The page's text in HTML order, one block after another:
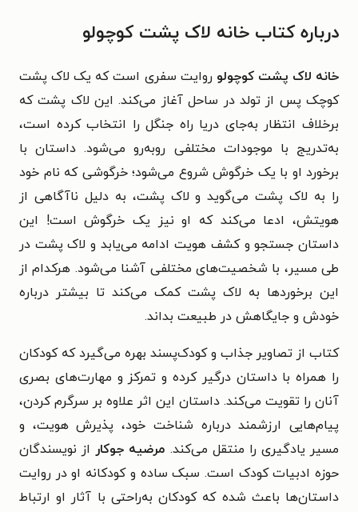
درباره کتاب خانه لاک پشت کوچولو
خانه لاک پشت کوچولو روایت سفری است که یک لاک پشت
کوچک پس از تولد در ساحل آغاز می‌کند. این لاک پشت که
برخلاف انتظار به‌جای دریا راه جنگل را انتخاب کرده است،
به‌تدریج با موجودات مختلفی روبه‌رو می‌شود. داستان با
برخورد او با یک خرگوش شروع می‌شود؛ خرگوشی که نام خود
را به لاک پشت می‌گوید و لاک پشت، به دلیل ناآگاهی از
هویتش، ادعا می‌کند که او نیز یک خرگوش است! این
داستان جستجو و کشف هویت ادامه می‌یابد و لاک پشت در
طی مسیر، با شخصیت‌های مختلفی آشنا می‌شود. هرکدام از
این برخوردها به لاک پشت کمک می‌کند تا بیشتر درباره
خودش و جایگاهش در طبیعت بداند.
کتاب از تصاویر جذاب و کودک‌پسند بهره می‌گیرد که کودکان
را همراه با داستان درگیر کرده و تمرکز و مهارت‌های بصری
آنان را تقویت می‌کند. داستان این اثر علاوه بر سرگرم کردن،
پیام‌هایی ارزشمند درباره شناخت خود، پذیرش هویت، و
مسیر یادگیری را منتقل می‌کند. مرضیه جوکار از نویسندگان
حوزه ادبیات کودک است. سبک ساده و کودکانه او در روایت
داستان‌ها باعث شده که کودکان به‌راحتی با آثار او ارتباط